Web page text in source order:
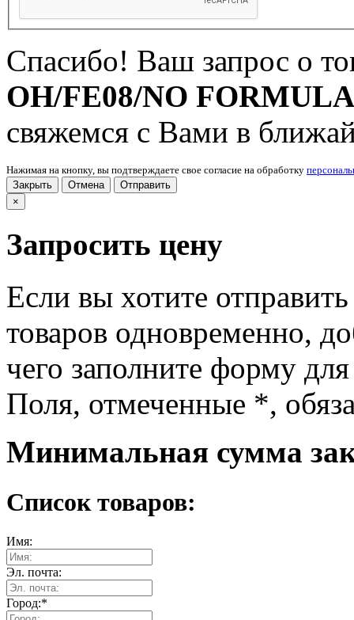
Спасибо! Ваш запрос о
OH/FE08/NO FORMULA
свяжемся с Вами в
Нажимая на кнопку, вы подтверждаете свое согласие на обработку
Закрыть
Отмена
Отправить
×
Запросить цену
Если вы хотите
товаров одновременно,
чего заполните форму
Поля, отмеченные *,
Минимальная сумма
Список товаров:
Имя:
Эл. почта:
Город:*